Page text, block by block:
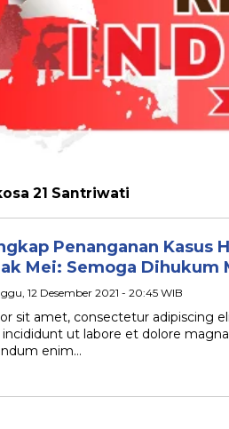
21 Santriwati
Penanganan Kasus
Mei: Semoga Dihukum
12 Desember 2021 - 20:45 WIB
sit amet, consectetur adipiscing
ut labore et dolore
enim…